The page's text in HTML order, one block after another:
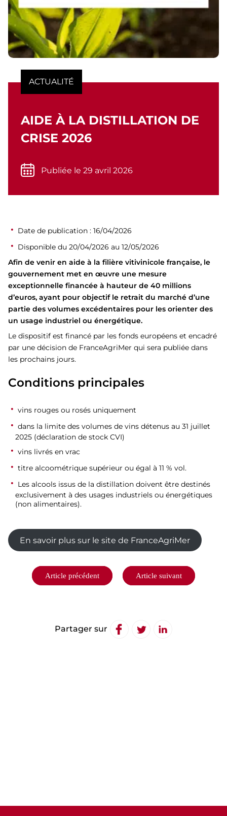
ACTUALITÉ
AIDE À LA DISTILLATION DE
CRISE 2026
Publiée le 29 avril 2026
Date de publication : 16/04/2026
Disponible du 20/04/2026 au 12/05/2026
Afin de venir en aide à la filière vitivinicole française, le
gouvernement met en œuvre une mesure
exceptionnelle financée à hauteur de 40 millions
d’euros, ayant pour objectif le retrait du marché d’une
partie des volumes excédentaires pour les orienter des
un usage industriel ou énergétique.
Le dispositif est financé par les fonds européens et encadré
par une décision de FranceAgriMer qui sera publiée dans
les prochains jours.
Conditions principales
vins rouges ou rosés uniquement
dans la limite des volumes de vins détenus au 31 juillet
2025 (déclaration de stock CVI)
vins livrés en vrac
titre alcoométrique supérieur ou égal à 11 % vol.
Les alcools issus de la distillation doivent être destinés
exclusivement à des usages industriels ou énergétiques
(non alimentaires).
En savoir plus sur le site de FranceAgriMer
Navigation
Article précédent Article suivant
Partager sur